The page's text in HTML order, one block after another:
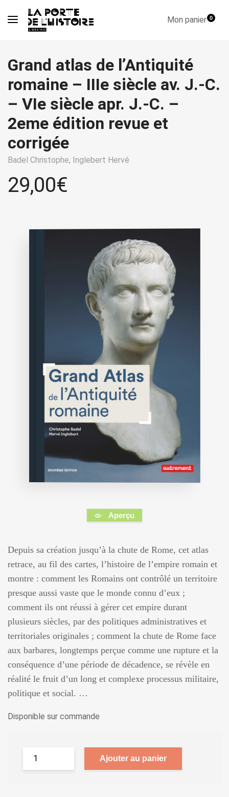
Mon panier0
Grand atlas de l’Antiquité
romaine – IIIe siècle av. J.-C.
– VIe siècle apr. J.-C. –
2eme édition revue et
corrigée
Badel Christophe, Inglebert Hervé
29,00€
Aperçu
Depuis sa création jusqu’à la chute de Rome, cet atlas
retrace, au fil des cartes, l’histoire de l’empire romain et
montre : comment les Romains ont contrôlé un territoire
presque aussi vaste que le monde connu d’eux ;
comment ils ont réussi à gérer cet empire durant
plusieurs siècles, par des politiques administratives et
territoriales originales ; comment la chute de Rome face
aux barbares, longtemps perçue comme une rupture et la
conséquence d’une période de décadence, se révèle en
réalité le fruit d’un long et complexe processus militaire,
politique et social. …
Disponible sur commande
Ajouter au panier